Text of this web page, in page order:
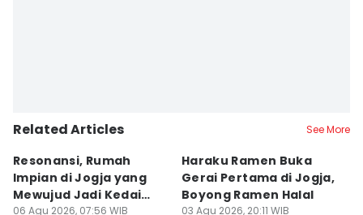
Related Articles See More
Resonansi, Rumah
Impian di Jogja yang
Mewujud Jadi Kedai
Ramen dan Burger
06 Agu 2026, 07:56 WIB
Haraku Ramen Buka
Gerai Pertama di Jogja,
Boyong Ramen Halal
03 Agu 2026, 20:11 WIB